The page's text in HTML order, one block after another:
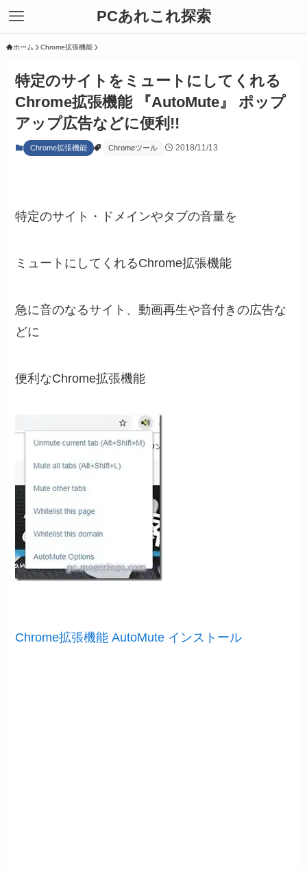
PCあれこれ探索
ホーム Chrome拡張機能
特定のサイトをミュートにしてくれる
Chrome拡張機能 『AutoMute』 ポップ
アップ広告などに便利!!
Chrome拡張機能 Chromeツール 2018/11/13
特定のサイト・ドメインやタブの音量を
ミュートにしてくれるChrome拡張機能
急に音のなるサイト、動画再生や音付きの広告な
どに
便利なChrome拡張機能
Chrome拡張機能 AutoMute インストール